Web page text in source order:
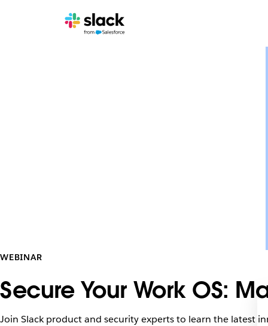
WEBINAR
Secure Your Work OS:
Join Slack product and security experts to learn the latest